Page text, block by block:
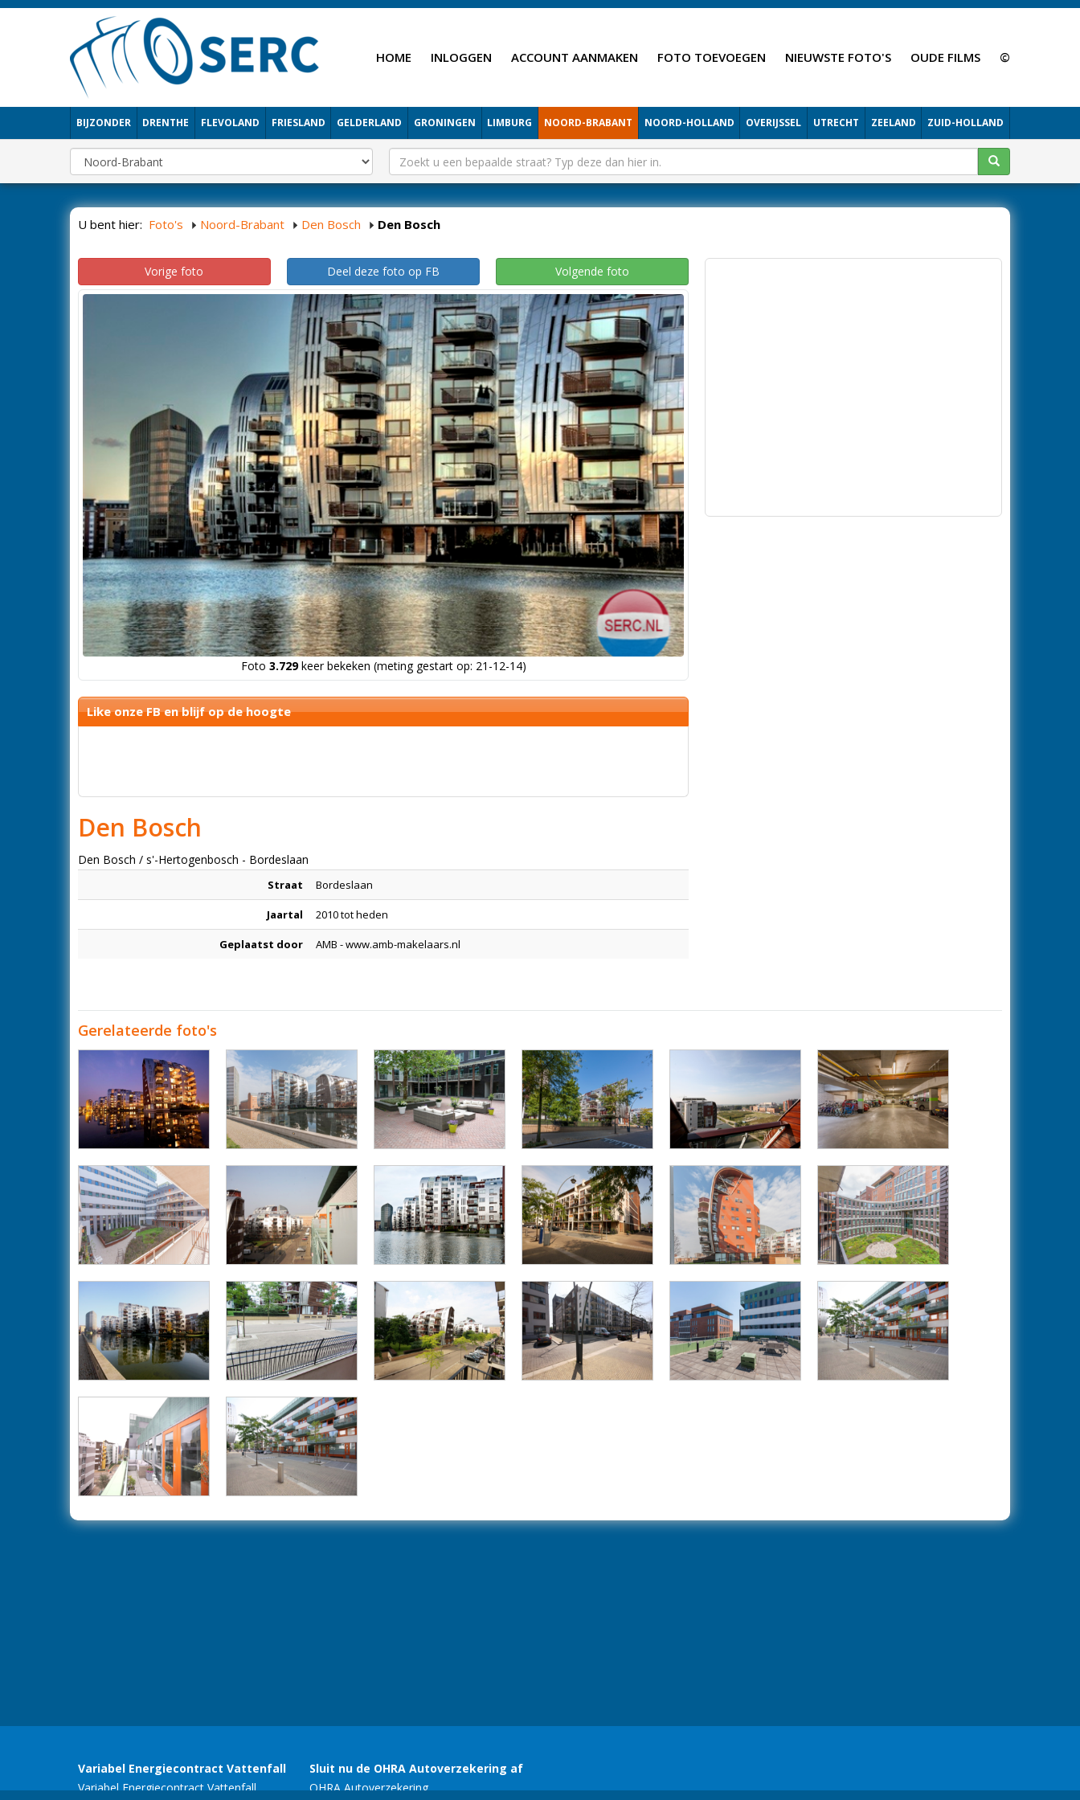
HOME INLOGGEN ACCOUNT AANMAKEN FOTO TOEVOEGEN NIEUWSTE FOTO'S OUDE FILMS ©
BIJZONDER DRENTHE FLEVOLAND FRIESLAND GELDERLAND GRONINGEN LIMBURG NOORD-BRABANT NOORD-HOLLAND OVERIJSSEL UTRECHT ZEELAND ZUID-HOLLAND
U bent hier: Foto's Noord-Brabant Den Bosch Den Bosch
Vorige foto Deel deze foto op FB Volgende foto
Foto 3.729keer bekeken (meting gestart op: 21-12-14)
Like onze FB en blijf op de hoogte
Den Bosch
Den Bosch / s'-Hertogenbosch - Bordeslaan
Straat Bordeslaan
Jaartal 2010 tot heden
Geplaatst door AMB - www.amb-makelaars.nl
Gerelateerde foto's